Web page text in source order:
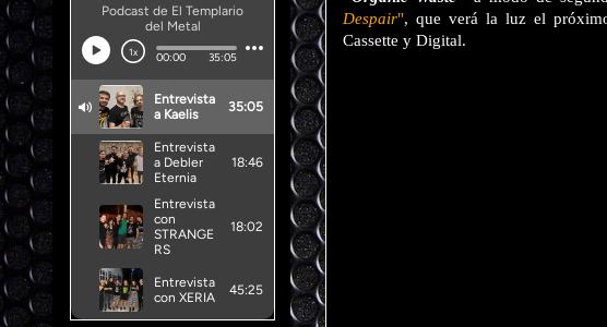
Despair", que verá la luz el
Cassette y Digital.